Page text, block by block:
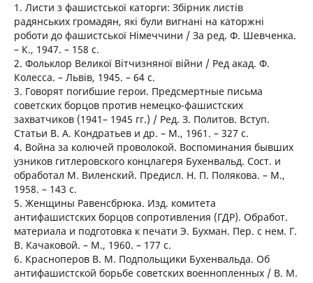
1. Листи з фашистської каторги: Збірник листів
радянських громадян, які були вигнані на каторжні
роботи до фашистської Німеччини / За ред. Ф. Шевченка.
– К., 1947. – 158 с.
2. Фольклор Великої Вітчизняної війни / Ред акад. Ф.
Колесса. – Львів, 1945. – 64 с.
3. Говорят погибшие герои. Предсмертные письма
советских борцов против немецко-фашистских
захватчиков (1941– 1945 гг.) / Ред. З. Политов. Вступ.
Статьи В. А. Кондратьев и др. – М., 1961. – 327 с.
4. Война за колючей проволокой. Воспоминания бывших
узников гитлеровского концлагеря Бухенвальд. Сост. и
обработал М. Виленский. Предисл. Н. П. Полякова. – М.,
1958. – 143 с.
5. Женщины Равенсбрюка. Изд. комитета
антифашистских борцов сопротивления (ГДР). Обработ.
материала и подготовка к печати Э. Бухман. Пер. с нем. Г.
В. Качаковой. – М., 1960. – 177 с.
6. Красноперов В. М. Подпольщики Бухенвальда. Об
антифашистской борьбе советских военнопленных / В. М.